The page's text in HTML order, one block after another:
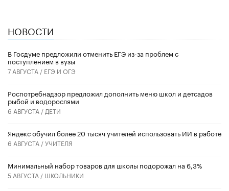
НОВОСТИ
В Госдуме предложили отменить ЕГЭ из-за проблем с
поступлением в вузы
7 АВГУСТА / ЕГЭ И ОГЭ
Роспотребнадзор предложил дополнить меню школ и детсадов
рыбой и водорослями
6 АВГУСТА / ДЕТИ
​Яндекс обучил более 20 тысяч учителей использовать ИИ в работе
6 АВГУСТА /УЧИТЕЛЯ
Минимальный набор товаров для школы подорожал на 6,3%
5 АВГУСТА / ШКОЛЬНИКИ